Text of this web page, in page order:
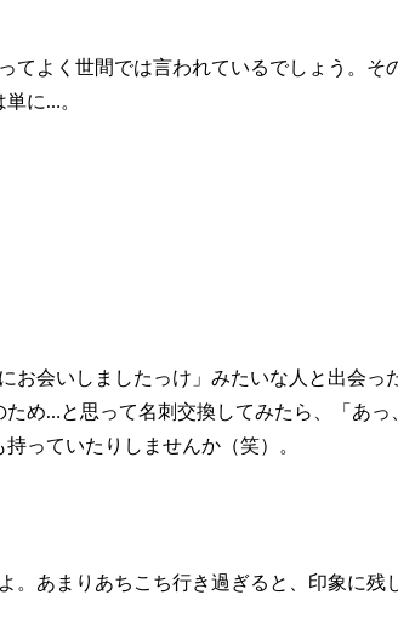
てよく世間では言われているでしょう。そ
に…。
お会いしましたっけ」みたいな人と出会っ
め…と思って名刺交換してみたら、「あっ
っていたりしませんか（笑）。
。あまりあちこち行き過ぎると、印象に残